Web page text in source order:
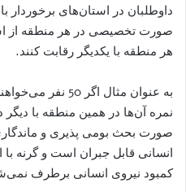
داوطلبان در استان‌های برخوردار
صورت تخصیصی در هر منطقه از
هر منطقه با یکدیگر رقابت کنند.
به عنوان مثال
نمره آن‌ها در همین منطقه با
صورت بحث بومی پذیری و
انسانی قابل جبران است و گرنه
کمبود نیروی انسانی برطرف